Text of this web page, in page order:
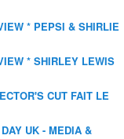
* PEPSI & SHIRLIE
* SHIRLEY LEWIS
CUT FAIT LE
UK - MEDIA &